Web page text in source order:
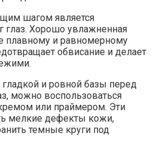
шагом является
глаз. Хорошо увлажненная
плавному и равномерному
обвисание и делает
и ровной базы перед
можно воспользоваться
или праймером. Эти
мелкие дефекты кожи,
темные круги под